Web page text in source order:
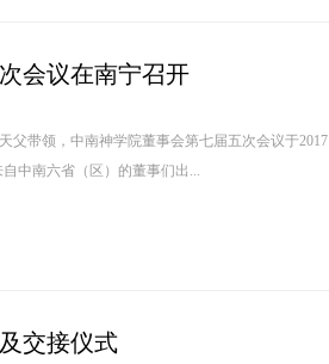
会议在南宁召开
带领，中南神学院董事会第七届五次会议于2017
中南六省（区）的董事们出...
交接仪式